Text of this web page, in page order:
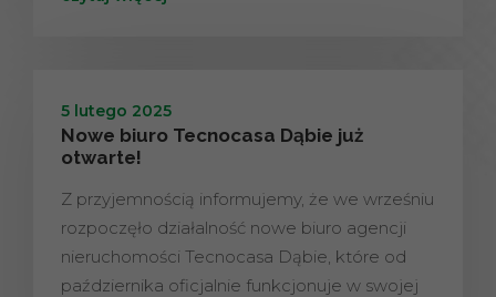
5 lutego 2025
Nowe biuro Tecnocasa Dąbie już
otwarte!
Z przyjemnością informujemy, że we wrześniu
rozpoczęło działalność nowe biuro agencji
nieruchomości Tecnocasa Dąbie, które od
października oficjalnie funkcjonuje w swojej